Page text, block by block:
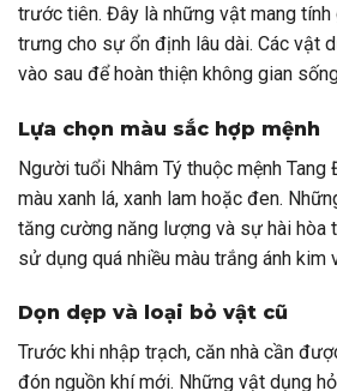
trước tiên. Đây là những vật mang
trưng cho sự ổn định lâu dài. Các vật
vào sau để hoàn thiện không gian
Lựa chọn màu sắc hợp mệnh
Người tuổi Nhâm Tý thuộc mệnh
màu xanh lá, xanh lam hoặc đen.
tăng cường năng lượng và sự hài hòa
sử dụng quá nhiều màu trắng ánh kim
Dọn dẹp và loại bỏ vật cũ
Trước khi nhập trạch, căn nhà cần
đón nguồn khí mới. Những vật dụng